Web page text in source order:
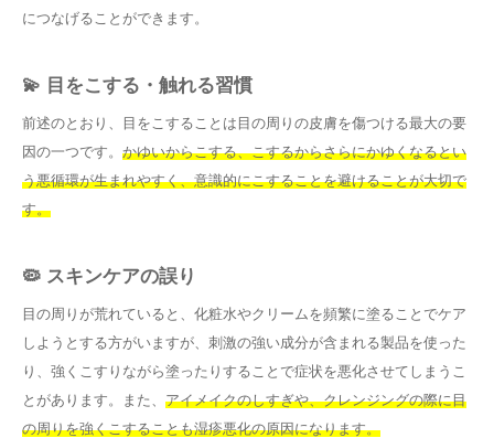
につなげることができます。
💫 目をこする・触れる習慣
前述のとおり、目をこすることは目の周りの皮膚を傷つける最大の要
因の一つです。 かゆいからこする、こするからさらにかゆくなるとい
う悪循環が生まれやすく、意識的にこすることを避けることが大切で
す。
🦠 スキンケアの誤り
目の周りが荒れていると、化粧水やクリームを頻繁に塗ることでケア
しようとする方がいますが、刺激の強い成分が含まれる製品を使った
り、強くこすりながら塗ったりすることで症状を悪化させてしまうこ
とがあります。また、 アイメイクのしすぎや、クレンジングの際に目
の周りを強くこすることも湿疹悪化の原因になります。